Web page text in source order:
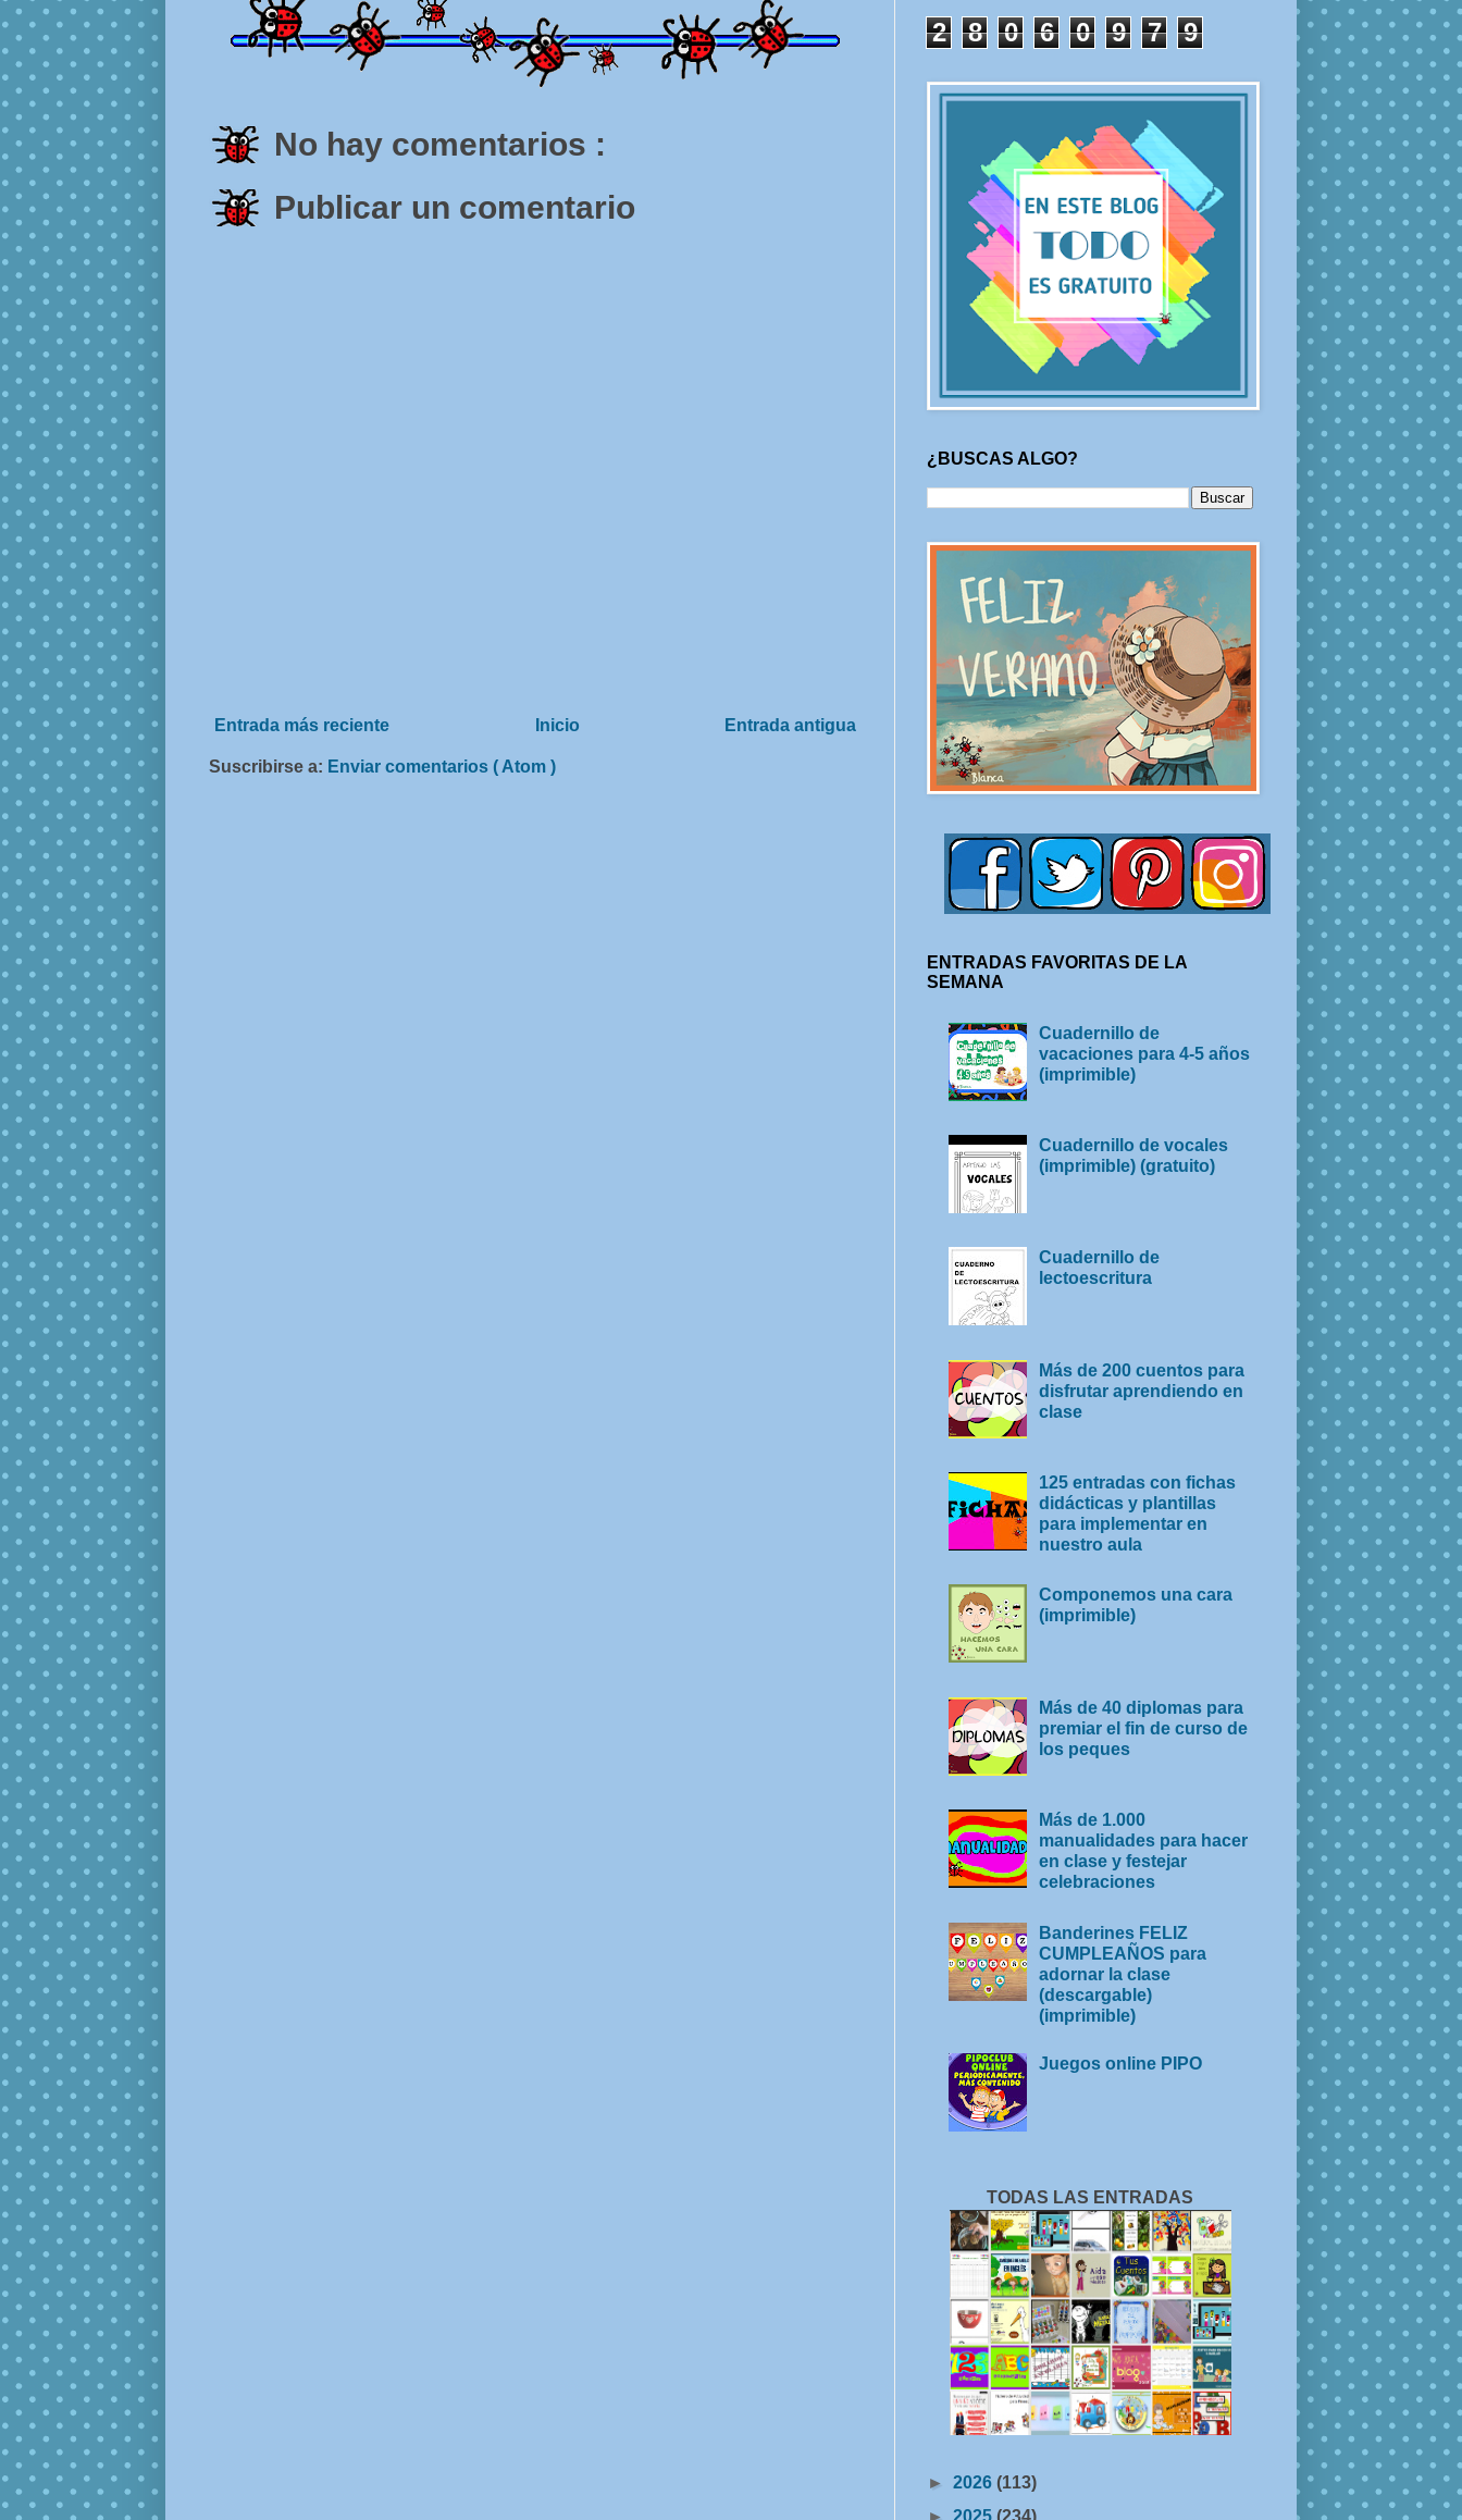
No hay comentarios :
Publicar un comentario
Entrada más reciente Entrada antigua
Inicio
Suscribirse a: Enviar comentarios ( Atom )
2 8 0 6 0 9 7 9
¿BUSCAS ALGO?
ENTRADAS FAVORITAS DE LA
SEMANA
Cuadernillo de
vacaciones para 4-5 años
(imprimible)
Cuadernillo de vocales
(imprimible) (gratuito)
Cuadernillo de
lectoescritura
Más de 200 cuentos para
disfrutar aprendiendo en
clase
125 entradas con fichas
didácticas y plantillas
para implementar en
nuestro aula
Componemos una cara
(imprimible)
Más de 40 diplomas para
premiar el fin de curso de
los peques
Más de 1.000
manualidades para hacer
en clase y festejar
celebraciones
Banderines FELIZ
CUMPLEAÑOS para
adornar la clase
(descargable)
(imprimible)
Juegos online PIPO
TODAS LAS ENTRADAS
► 2026 (113)